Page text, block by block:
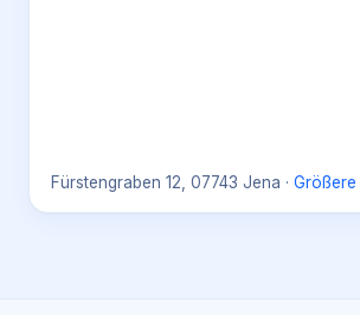
Fürstengraben 12, 07743 Jena ·